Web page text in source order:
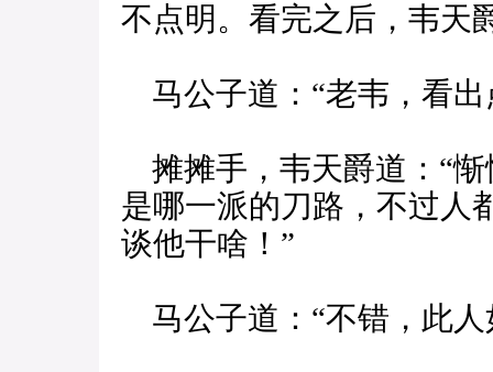
不点明。看完之后，韦天
马公子道：“老韦，看出
摊摊手，韦天爵道：“
是哪一派的刀路，不过人
谈他干啥！”
马公子道：“不错，此人